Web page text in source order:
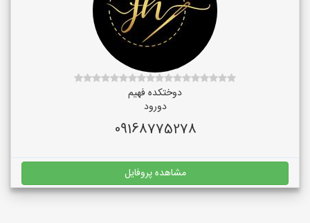
دوختکده فهیم
دورود
09168775278
مشاهده پروفایل